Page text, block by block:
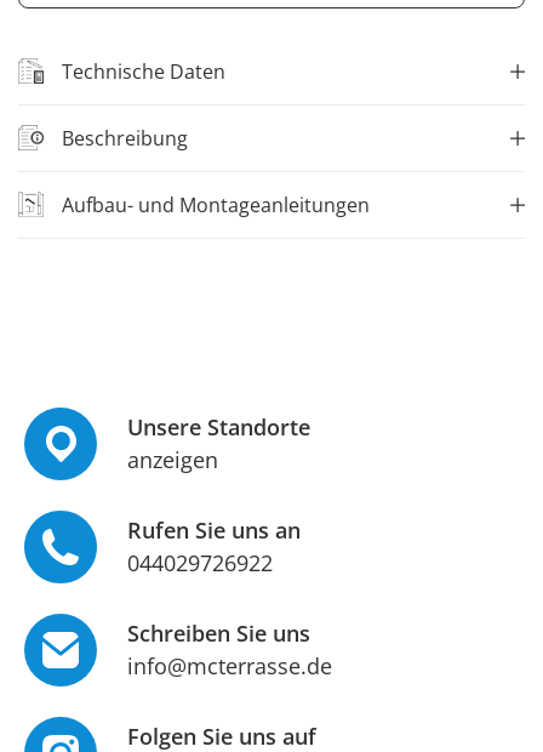
Technische Daten
Beschreibung
Aufbau- und Montageanleitungen
Unsere Standorte
anzeigen
Rufen Sie uns an
044029726922
Schreiben Sie uns
info@mcterrasse.de
Folgen Sie uns auf